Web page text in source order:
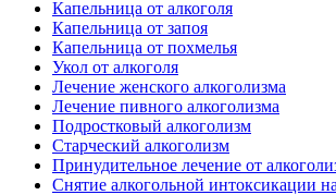
Капельница от алкоголя
Капельница от запоя
Капельница от похмелья
Укол от алкоголя
Лечение женского алкоголизма
Лечение пивного алкоголизма
Подростковый алкоголизм
Старческий алкоголизм
Принудительное лечение от
Снятие алкогольной интоксикации